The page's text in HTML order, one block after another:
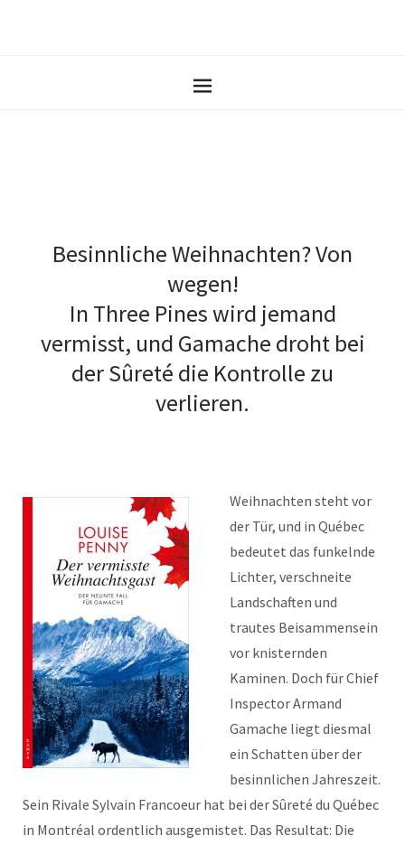
Besinnliche Weihnachten? Von
wegen!
In Three Pines wird jemand
vermisst, und Gamache droht bei
der Sûreté die Kontrolle zu
verlieren.
Weihnachten steht vor
der Tür, und in Québec
bedeutet das funkelnde
Lichter, verschneite
Landschaften und
trautes Beisammensein
vor knisternden
Kaminen. Doch für Chief
Inspector Armand
Gamache liegt diesmal
ein Schatten über der
besinnlichen Jahreszeit.
Sein Rivale Sylvain Francoeur hat bei der Sûreté du Québec
in Montréal ordentlich ausgemistet. Das Resultat: Die